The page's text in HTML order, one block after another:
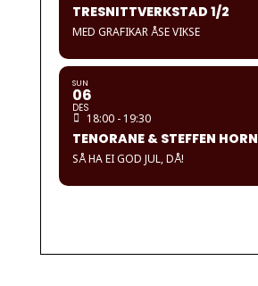
TRESNITTVERKSTAD 1/2
MED GRAFIKAR ÅSE VIKSE
SUN
06
DES
18:00 - 19:30
TENORANE & STEFFEN HORN
SÅ HA EI GOD JUL, DÅ!